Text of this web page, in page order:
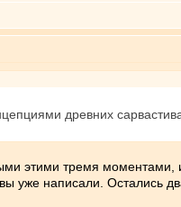
древних
этими тремя моментами,
уже написали. Остались